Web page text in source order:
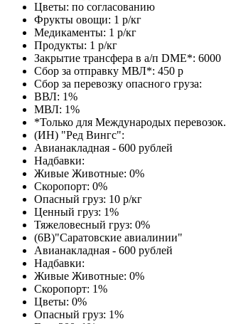
Цветы: по согласованию
Фрукты овощи: 1 р/кг
Медикаменты: 1 р/кг
Продукты: 1 р/кг
Закрытие трансфера в а/п DME*: 6000
Сбор за отправку МВЛ*: 450 р
Сбор за перевозку опасного груза:
ВВЛ: 1%
МВЛ: 1%
*Только для Международых перевозок.
(ИН) "Ред Вингс":
Авианакладная - 600 рублей
Надбавки:
Живые Животные: 0%
Скоропорт: 0%
Опасный груз: 10 р/кг
Ценный груз: 1%
Тяжеловесный груз: 0%
(6В)"Саратовские авиалинии"
Авианакладная - 600 рублей
Надбавки:
Живые Животные: 0%
Скоропорт: 1%
Цветы: 0%
Опасный груз: 1%